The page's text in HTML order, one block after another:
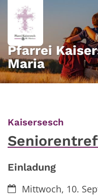
Zum Inhalt springen
Pfarrei
Maria
Kaisersesch
Einladung
Datum:Mittwoch, 10.